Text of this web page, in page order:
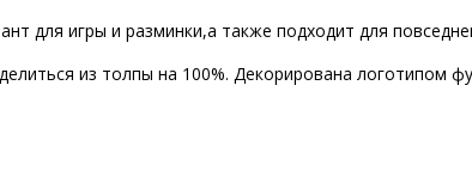
для игры и разминки,а также подходит для
из толпы на 100%. Декорирована логотипом